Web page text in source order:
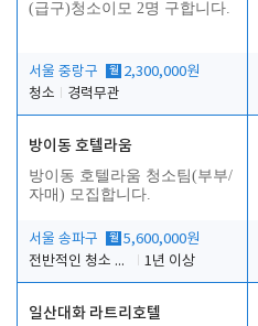
(급구)청소이모 2명 구합니다.
서울 중랑구 월 2,300,000원
청소
경력무관
방이동 호텔라움
방이동 호텔라움 청소팀(부부/
자매) 모집합니다.
서울 송파구 월 5,600,000원
전반적인 청소 업무(객실청소.객실정리)
1년 이상
일산대화 라트리호텔